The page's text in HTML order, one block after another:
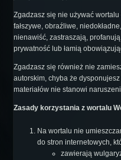
Zgadzasz się nie używać
fałszywe, obraźliwe,
nienawiść, zastraszają,
prywatność lub łamią
Zgadzasz się również nie
autorskim, chyba że
materiałów nie stanowi
Zasady korzystania z wortalu
Na wortalu nie
do stron internetowych,
zawierają